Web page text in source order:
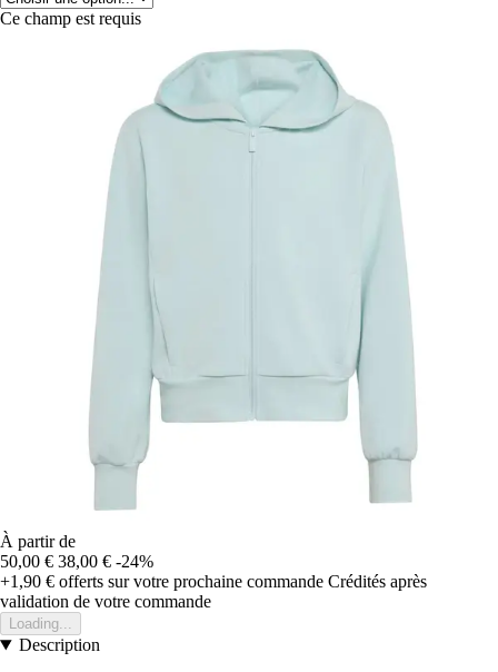
Ce champ est requis
À partir de
50,00 € 38,00 € -24%
+1,90 € offerts sur votre prochaine commande Crédités après
validation de votre commande
Loading...
Description